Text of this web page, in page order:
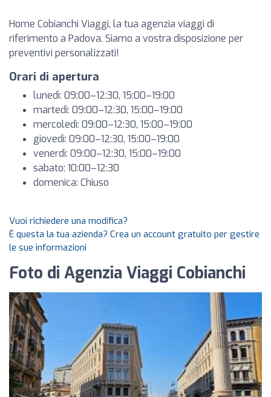
Home Cobianchi Viaggi, la tua agenzia viaggi di
riferimento a Padova. Siamo a vostra disposizione per
preventivi personalizzati!
Orari di apertura
lunedì: 09:00–12:30, 15:00–19:00
martedì: 09:00–12:30, 15:00–19:00
mercoledì: 09:00–12:30, 15:00–19:00
giovedì: 09:00–12:30, 15:00–19:00
venerdì: 09:00–12:30, 15:00–19:00
sabato: 10:00–12:30
domenica: Chiuso
Vuoi richiedere una modifica?
È questa la tua azienda? Crea un account gratuito per gestire
le sue informazioni
Foto di Agenzia Viaggi Cobianchi